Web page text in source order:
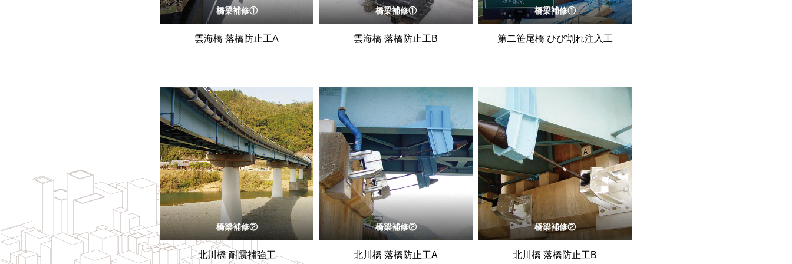
橋梁補修①
雲海橋 落橋防止工A
橋梁補修①
雲海橋 落橋防止工B
橋梁補修①
第二笹尾橋 ひび割れ注入工
橋梁補修②
北川橋 耐震補強工
橋梁補修②
北川橋 落橋防止工A
橋梁補修②
北川橋 落橋防止工B